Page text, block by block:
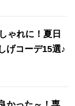
ゃれに！夏日
げコーデ15選♪